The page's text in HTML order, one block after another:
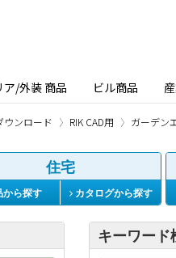
/外装 商品 ビル商品
ウンロード RIK CAD用 ガーデン
住宅
から探す カタログから探す
キーワード